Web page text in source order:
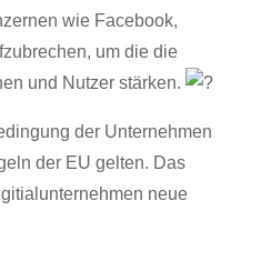
wie Facebook,
um die die
und Nutzer stärken.
der Unternehmen
der EU gelten. Das
neue